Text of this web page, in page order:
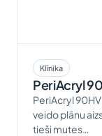
Klīnika
PeriAcryl
PeriAcryl
veido plānu
tieši mutes…